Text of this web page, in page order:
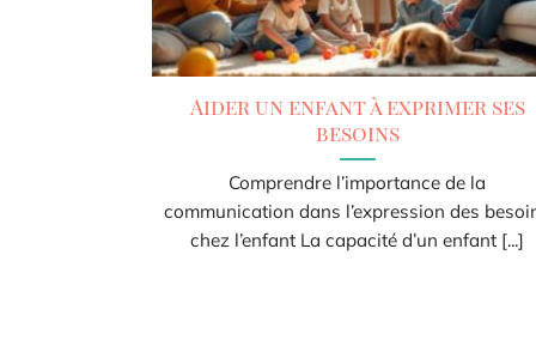
Aider un enfant à exprimer ses
besoins
Comprendre l’importance de la
communication dans l’expression des
chez l’enfant La capacité d’un enfant [...]